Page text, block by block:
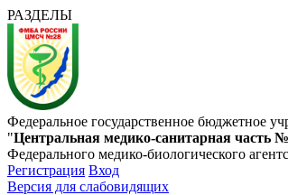
РАЗДЕЛЫ
Федеральное государственное бюджетное
"Центральная медико-санитарная часть
Федерального медико-биологического
Регистрация Вход
Версия для слабовидящих